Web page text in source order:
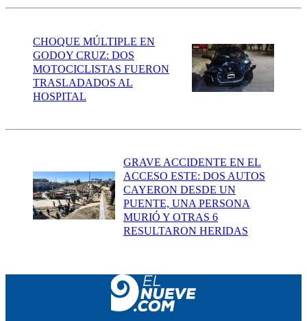
CHOQUE MÚLTIPLE EN
GODOY CRUZ: DOS
MOTOCICLISTAS FUERON
TRASLADADOS AL
HOSPITAL
GRAVE ACCIDENTE EN EL
ACCESO ESTE: DOS AUTOS
CAYERON DESDE UN
PUENTE, UNA PERSONA
MURIÓ Y OTRAS 6
RESULTARON HERIDAS